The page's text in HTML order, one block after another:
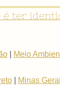
ter
Meio
Minas